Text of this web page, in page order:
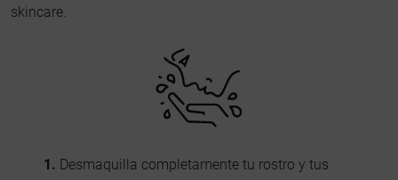
skincare.
1. Desmaquilla completamente tu rostro y tus